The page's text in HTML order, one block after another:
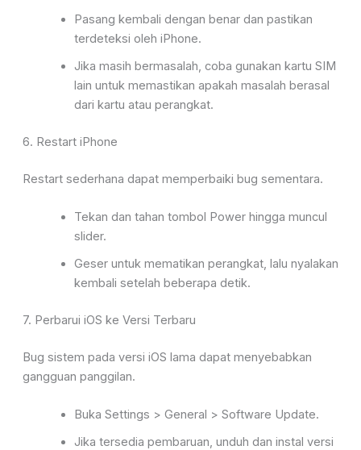
Pasang kembali dengan benardan pastikan
terdeteksi oleh iPhone.
Jika masih bermasalah, coba gunakan kartu SIM
lain untuk memastikan apakah masalah berasal
dari kartu atau perangkat.
6. Restart iPhone
Restart sederhana dapat memperbaiki bug sementara.
Tekan dan tahan tombol Powerhingga muncul
slider.
Geser untuk mematikan perangkat, lalu nyalakan
kembali setelah beberapa detik.
7. Perbarui iOS ke Versi Terbaru
Bug sistem pada versi iOS lama dapat menyebabkan
gangguan panggilan.
Buka Settings > General > Software Update.
Jika tersedia pembaruan, unduh dan instal versi